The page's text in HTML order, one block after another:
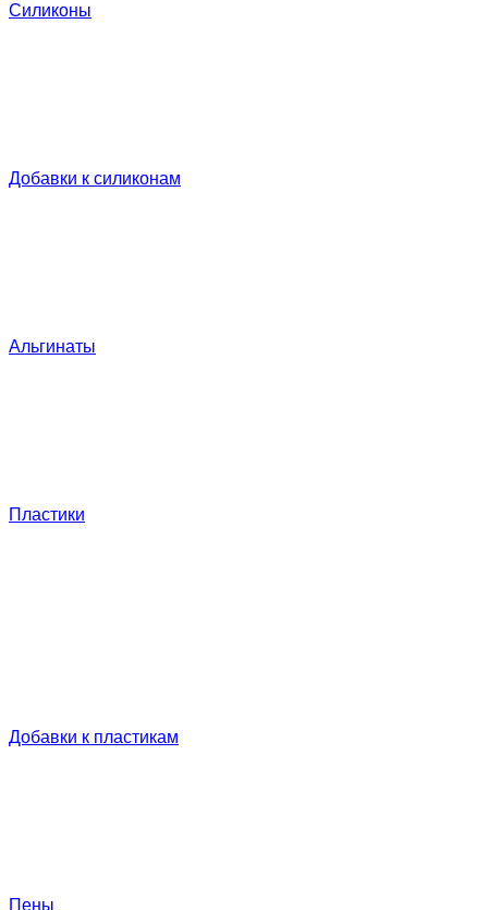
Силиконы
Добавки к силиконам
Альгинаты
Пластики
Добавки к пластикам
Пены